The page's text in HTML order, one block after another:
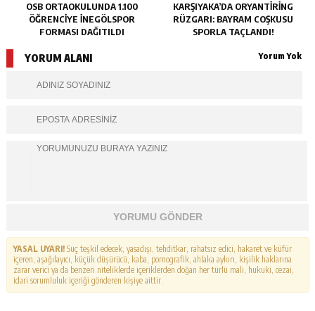
OSB ORTAOKULUNDA 1.100
ÖĞRENCIYE İNEGÖLSPOR
FORMASI DAĞITILDI
KARŞIYAKA’DA ORYANTIRING
RÜZGARI: BAYRAM COŞKUSU
SPORLA TAÇLANDI!
YORUM ALANI Yorum Yok
YORUMU GÖNDER
YASAL UYARI!Suç teşkil edecek, yasadışı, tehditkar, rahatsız edici, hakaret ve küfür
içeren, aşağılayıcı, küçük düşürücü, kaba, pornografik, ahlaka aykırı, kişilik haklarına
zarar verici ya da benzeri niteliklerde içeriklerden doğan her türlü mali, hukuki, cezai,
idari sorumluluk içeriği gönderen kişiye aittir.